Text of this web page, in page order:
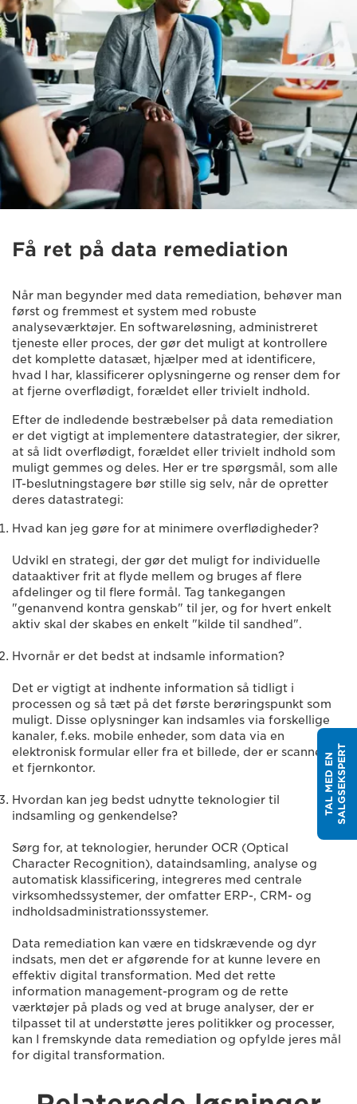
Få ret på data remediation
Når man begynder med data remediation, behøver man
først og fremmest et system med robuste
analyseværktøjer. En softwareløsning, administreret
tjeneste eller proces, der gør det muligt at kontrollere
det komplette datasæt, hjælper med at identificere,
hvad I har, klassificerer oplysningerne og renser dem for
at fjerne overflødigt, forældet eller trivielt indhold.
Efter de indledende bestræbelser på data remediation
er det vigtigt at implementere datastrategier, der sikrer,
at så lidt overflødigt, forældet eller trivielt indhold som
muligt gemmes og deles. Her er tre spørgsmål, som alle
IT-beslutningstagere bør stille sig selv, når de opretter
deres datastrategi:
Hvad kan jeg gøre for at minimere overflødigheder?
Udvikl en strategi, der gør det muligt for individuelle
dataaktiver frit at flyde mellem og bruges af flere
afdelinger og til flere formål. Tag tankegangen
"genanvend kontra genskab" til jer, og for hvert enkelt
aktiv skal der skabes en enkelt "kilde til sandhed".
Hvornår er det bedst at indsamle information?
Det er vigtigt at indhente information så tidligt i
processen og så tæt på det første berøringspunkt som
muligt. Disse oplysninger kan indsamles via forskellige
kanaler, f.eks. mobile enheder, som data via en
elektronisk formular eller fra et billede, der er scannet på
et fjernkontor.
Hvordan kan jeg bedst udnytte teknologier til
indsamling og genkendelse?
Sørg for, at teknologier, herunder OCR (Optical
Character Recognition), dataindsamling, analyse og
automatisk klassificering, integreres med centrale
virksomhedssystemer, der omfatter ERP-, CRM- og
indholdsadministrationssystemer.
Data remediation kan være en tidskrævende og dyr
indsats, men det er afgørende for at kunne levere en
effektiv digital transformation. Med det rette
information management-program og de rette
værktøjer på plads og ved at bruge analyser, der er
tilpasset til at understøtte jeres politikker og processer,
kan I fremskynde data remediation og opfylde jeres mål
for digital transformation.
T
A
L
M
E
D
E
N
S
A
L
G
S
E
K
S
P
E
RT